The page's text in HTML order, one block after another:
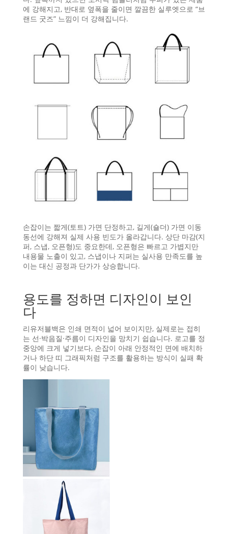
에 강해지고, 반대로 옆폭을 줄이면 깔끔한 실루엣으로 “브
랜드 굿즈” 느낌이 더 강해집니다.
손잡이는 짧게(토트) 가면 단정하고, 길게(숄더) 가면 이동
동선에 강해져 실제 사용 빈도가 올라갑니다. 상단 마감(지
퍼, 스냅, 오픈형)도 중요한데, 오픈형은 빠르고 가볍지만
내용물 노출이 있고, 스냅이나 지퍼는 실사용 만족도를 높
이는 대신 공정과 단가가 상승합니다.
용도를 정하면 디자인이 보인
다
리유저블백은 인쇄 면적이 넓어 보이지만, 실제로는 접히
는 선·박음질·주름이 디자인을 망치기 쉽습니다. 로고를 정
중앙에 크게 넣기보다, 손잡이 아래 안정적인 면에 배치하
거나 하단 띠 그래픽처럼 구조를 활용하는 방식이 실패 확
률이 낮습니다.